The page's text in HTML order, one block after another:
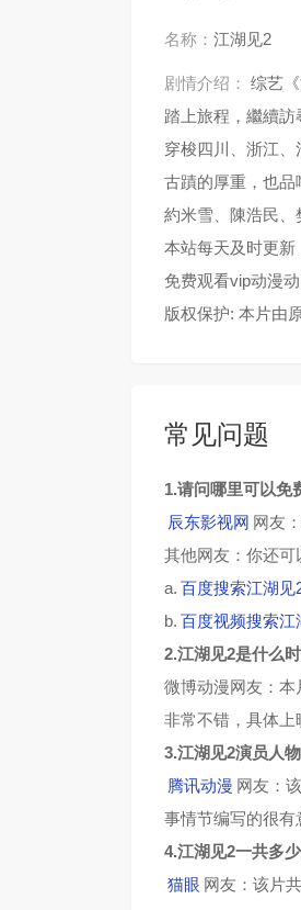
名称： 江湖见2
剧情介绍： 综艺
踏上旅程，繼續
穿梭四川、浙江
古蹟的厚重，也
約米雪、陳浩民、
本站每天及时更新
免费观看vip动漫
版权保护: 本片由
常见问题
1.请问哪里可以免
辰东影视网 网友
其他网友：你还可
a. 百度搜索江湖见
b. 百度视频搜索江
2.江湖见2是什么
微博动漫网友：本
非常不错，具体
3.江湖见2演员人
腾讯动漫 网友：
事情节编写的很有
4.江湖见2一共多
猫眼 网友：该片